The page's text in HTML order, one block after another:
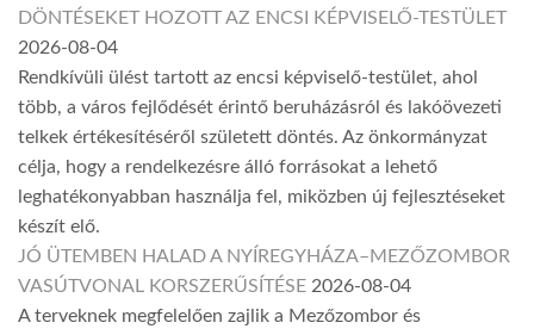
DÖNTÉSEKET HOZOTT AZ ENCSI KÉPVISELŐ-TESTÜLET
2026-08-04
Rendkívüli ülést tartott az encsi képviselő-testület, ahol
több, a város fejlődését érintő beruházásról és lakóövezeti
telkek értékesítéséről született döntés. Az önkormányzat
célja, hogy a rendelkezésre álló forrásokat a lehető
leghatékonyabban használja fel, miközben új fejlesztéseket
készít elő.
JÓ ÜTEMBEN HALAD A NYÍREGYHÁZA–MEZŐZOMBOR
VASÚTVONAL KORSZERŰSÍTÉSE 2026-08-04
A terveknek megfelelően zajlik a Mezőzombor és